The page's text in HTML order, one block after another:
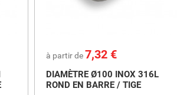
à partir dePrix
7,32 €
DIAMÈTRE Ø100 INOX 316L
ROND EN BARRE / TIGE